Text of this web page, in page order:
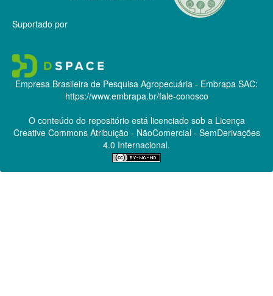
Suportado por
Empresa Brasileira de Pesquisa Agropecuária - Embrapa SAC:
https://www.embrapa.br/fale-conosco
O conteúdo do repositório está licenciado sob a Licença
Creative CommonsAtribuição - NãoComercial - SemDerivações
4.0 Internacional.